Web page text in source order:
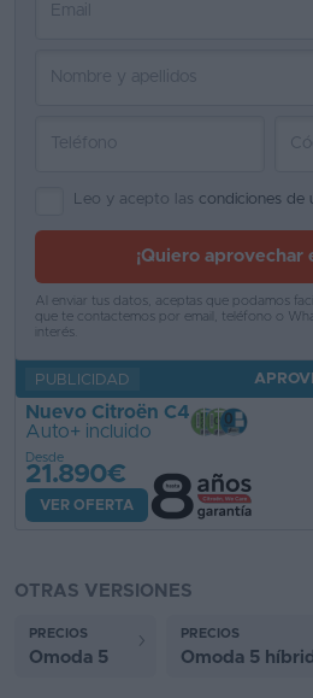
Vender
Blog
Ventas
de
2026
PUBLICIDAD
Nuevo Citroën C4
Auto+ incluido
Desde
21.890€
VER OFERTA
Leo y acepto las condiciones de
¡Quiero aprovechar
Al enviar tus datos, aceptas que podamos
que te contactemos por email, teléfono o
interés.
OTRAS VERSIONES
PRECIOS
Omoda 5
PRECIOS
Omoda 5